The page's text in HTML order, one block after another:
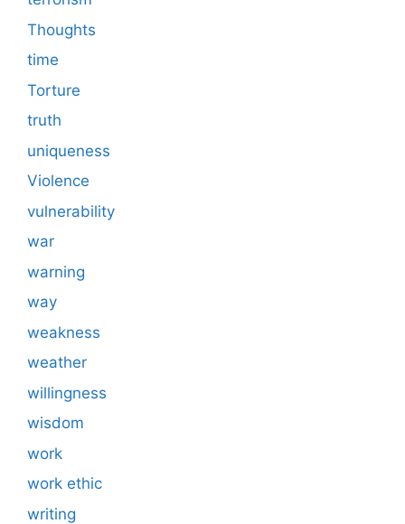
Thoughts
time
Torture
truth
uniqueness
Violence
vulnerability
war
warning
way
weakness
weather
willingness
wisdom
work
work ethic
writing